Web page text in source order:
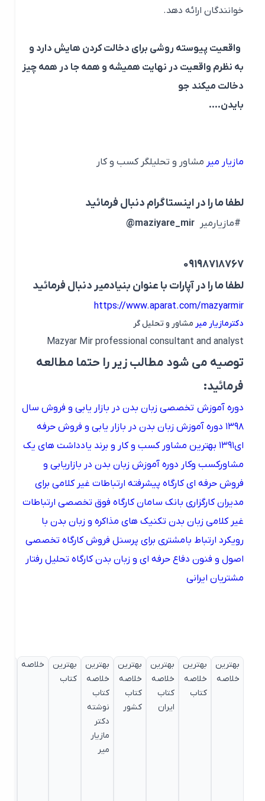
خوانندگان ارائه دهد.
واقعیت پیوسته روشی برای دخالت کردن هایش دارد و
به نظرم واقعیت در نهایت همیشه و همه جا در همه چیز
دخالت میکند جو
بایدن….
مازیار میر مشاور و تحلیلگر کسب و کار
لطفا ما را در اینستاگرام دنبال فرمائید
#مازیارمیرmaziyare_mir@
09198718767
لطفا ما را در آپارات با عنوان بنیادمیر دنبال فرمائید
https://www.aparat.com/mazyarmir
دکترمازیار میرمشاور و تحلیل گر
Mazyar Mir professional consultant and analyst
توصیه می شود مطالب زیر را حتما مطالعه
فرمائید:
دوره آموزش تخصصی زبان بدن در بازار یابی و فروش سال
۱۳۹۸ دوره آموزش زبان بدن در بازار یابی و فروش حرفه
بهترین مشاور کسب و کار و برند یادداشت های یک
مشاورکسب وکار دوره آموزش زبان بدن در بازاریابی و
فروش حرفه ای کارگاه پیشرفته ارتباطات غیر کلامی برای
مدیران کارگزاری بانک سامان کارگاه فوق تخصصی ارتباطات
غیر کلامی زبان بدن تکنیک های مذاکره و زبان بدن با
رویکرد ارتباط بامشتری برای پرسنل فروش کارگاه تخصصی
اصول و فنون دفاع حرفه ای و زبان بدن کارگاه تحلیل رفتار
مشتریان ایرانی
بهترین
خلاصه
بهترین
خلاصه
بهترین
خلاصه
کتاب
بهترین
خلاصه
کتاب
کشور
بهترین
خلاصه
کتاب
نوشته
مازیار
بهترین
کتاب
خلاصه
خلاصه